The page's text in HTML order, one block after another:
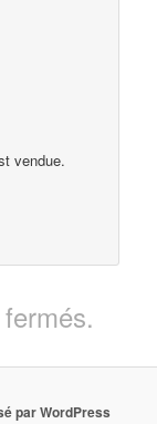
vendue.
par WordPress